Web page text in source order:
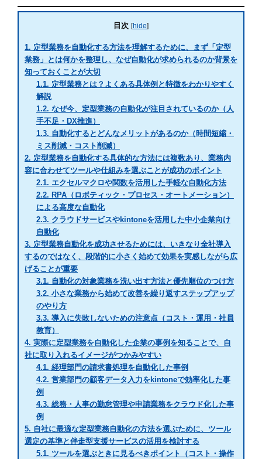
目次 [hide]
1. 定型業務を自動化する方法を理解するために、まず「定型
業務」とは何かを整理し、なぜ自動化が求められるのか背景を
知っておくことが大切
1.1. 定型業務とは？よくある具体例と特徴をわかりやすく
解説
1.2. なぜ今、定型業務の自動化が注目されているのか（人
手不足・DX推進）
1.3. 自動化するとどんなメリットがあるのか（時間短縮・
ミス削減・コスト削減）
2. 定型業務を自動化する具体的な方法には複数あり、業務内
容に合わせてツールや仕組みを選ぶことが成功のポイント
2.1. エクセルマクロや関数を活用した手軽な自動化方法
2.2. RPA（ロボティック・プロセス・オートメーション）
による高度な自動化
2.3. クラウドサービスやkintoneを活用した中小企業向け
自動化
3. 定型業務自動化を成功させるためには、いきなり全社導入
するのではなく、段階的に小さく始めて効果を実感しながら広
げることが重要
3.1. 自動化の対象業務を洗い出す方法と優先順位のつけ方
3.2. 小さな業務から始めて改善を繰り返すステップアップ
のやり方
3.3. 導入に失敗しないための注意点（コスト・運用・社員
教育）
4. 実際に定型業務を自動化した企業の事例を知ることで、自
社に取り入れるイメージがつかみやすい
4.1. 経理部門の請求書処理を自動化した事例
4.2. 営業部門の顧客データ入力をkintoneで効率化した事
例
4.3. 総務・人事の勤怠管理や申請業務をクラウド化した事
例
5. 自社に最適な定型業務自動化の方法を選ぶために、ツール
選定の基準と伴走型支援サービスの活用を検討する
5.1. ツールを選ぶときに見るべきポイント（コスト・操作